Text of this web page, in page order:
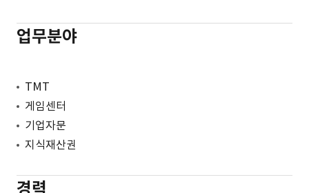
업무분야
TMT
게임센터
기업자문
지식재산권
경력